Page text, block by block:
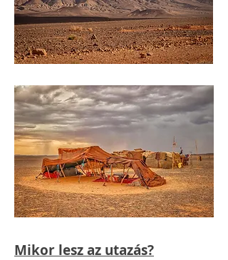
Mikor lesz az utazás?